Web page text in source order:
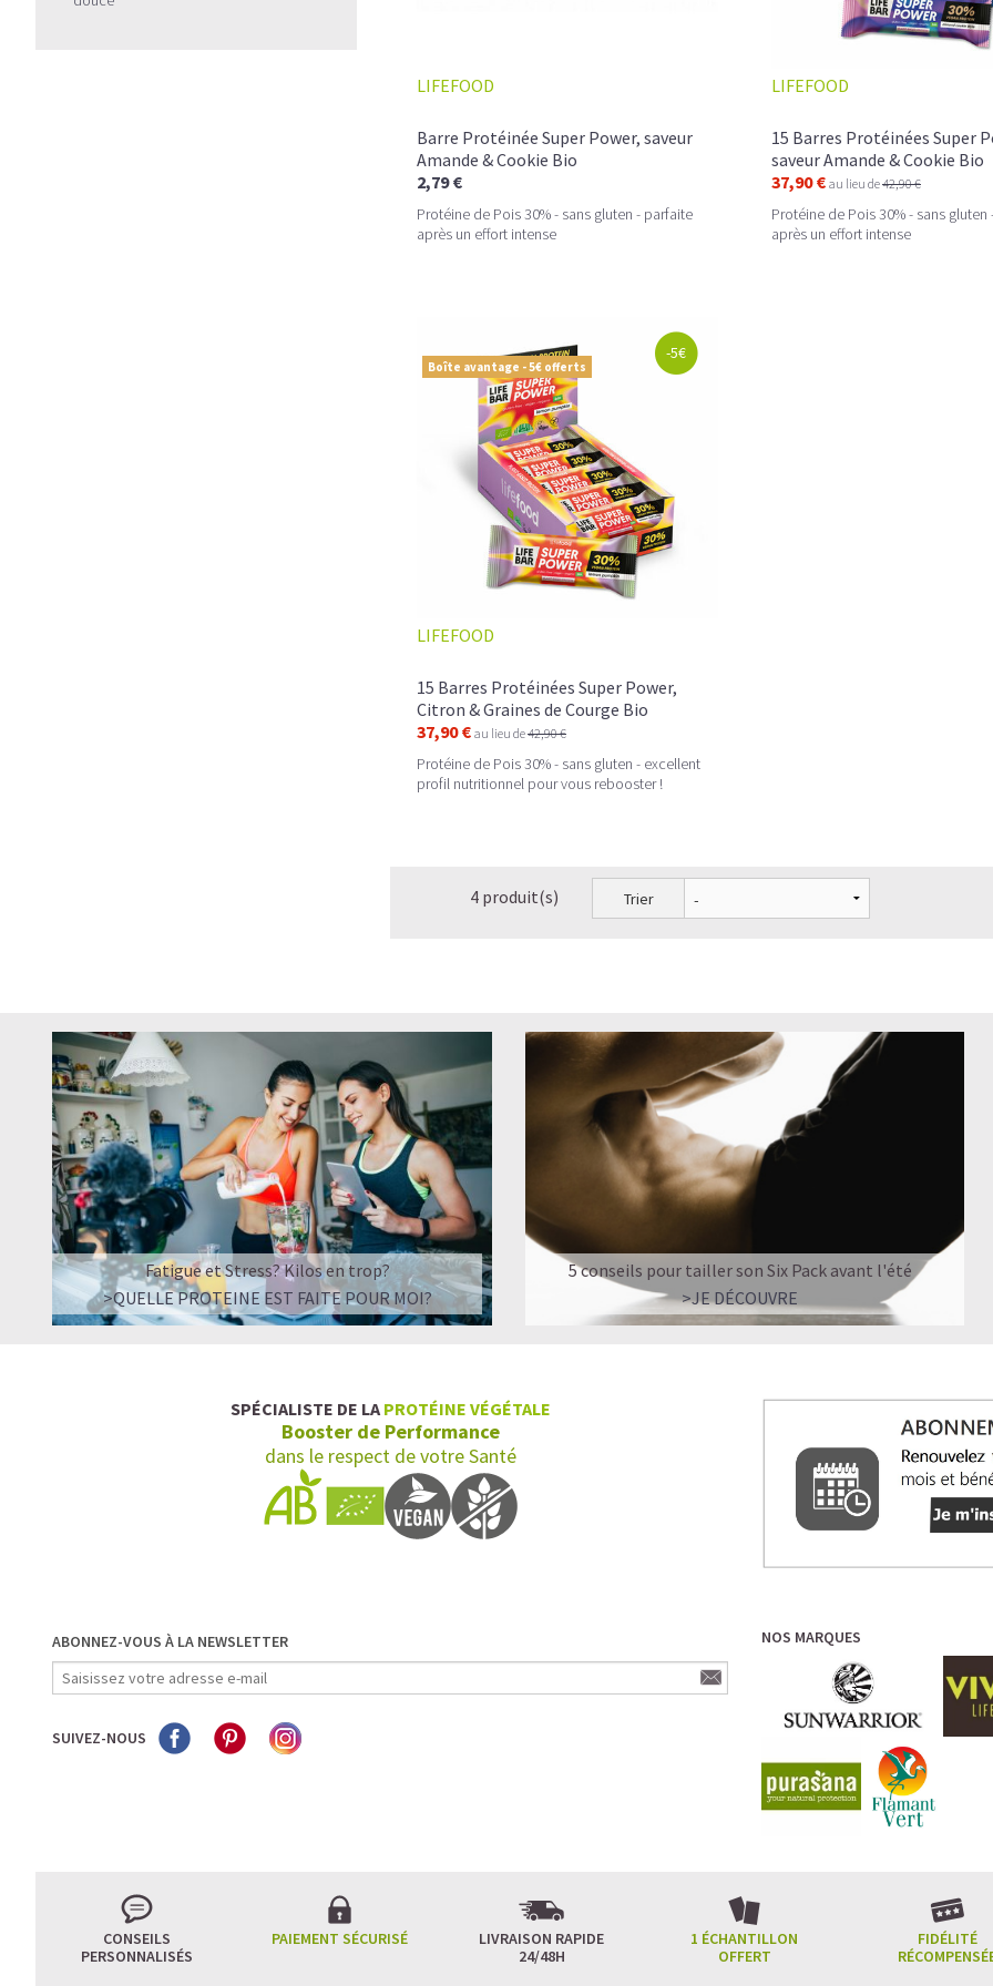
Leur format nomade en fait un allié
, sans additifs
Découvrez desbarres gainers
veulent allier performance,qualité
LIFEFOOD
Barre Protéinée Super Power, saveur
Amande & Cookie Bio
2,79 €
Protéine de Pois 30% - sans gluten - parfaite
après un effort intense
LIFEFOOD
15 Barres Protéinées Super
saveur Amande & Cookie Bio
37,90 € au lieu de42,90 €
Protéine de Pois 30% - sans
après un effort intense
Boîte avantage - 5€ offerts
-5€
LIFEFOOD
15 Barres Protéinées Super Power,
Citron & Graines de Courge Bio
37,90 € au lieu de42,90 €
Protéine de Pois 30% - sans gluten - excellent
profil nutritionnel pour vous rebooster !
4 produit(s) Trier
Fatigue et Stress? Kilos en trop?
>QUELLE PROTEINE EST FAITE POUR MOI?
5 conseils pour tailler son Six Pack avant l'été
>JE DÉCOUVRE
SPÉCIALISTE DE LA PROTÉINE VÉGÉTALE
Booster de Performance
dans le respect de votre Santé
ABONNEZ-VOUS À LA NEWSLETTER
SUIVEZ-NOUS
NOS MARQUES
CONSEILS
PERSONNALISÉS
PAIEMENT SÉCURISÉ
LIVRAISON RAPIDE
24/48H
1 ÉCHANTILLON
OFFERT
FIDÉLITÉ